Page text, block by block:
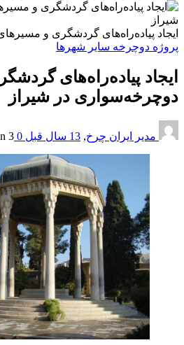
ایجاد پیاده‌راه‌های گردشگری و
پروژه دوچرخه سایر شهرها
ایجاد پیاده‌راه‌های
دوچرخه‌سواری در شیراز
مدیر ایران چرخ, 13 سال قبل 0
3 min